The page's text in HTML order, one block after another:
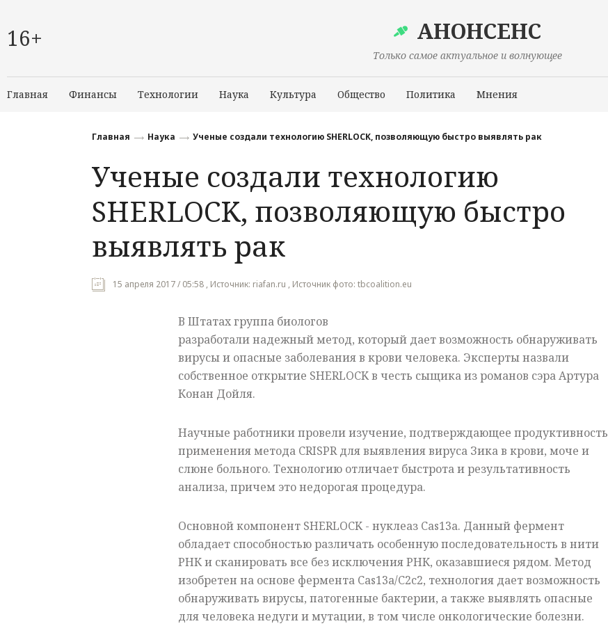
16+ АНОНСЕНС
Только самое актуальное и волнующее
Главная Финансы Технологии Наука Культура Общество Политика Мнения
Происшествия
Главная Наука Ученые создали технологию SHERLOCK, позволяющую быстро выявлять рак
Ученые создали технологию
SHERLOCK, позволяющую быстро
выявлять рак
15 апреля 2017 / 05:58 , Источник: riafan.ru , Источник фото: tbcoalition.eu
В Штатах группа биологов
разработали надежный метод, который дает возможность обнаруживать
вирусы и опасные заболевания в крови человека. Эксперты назвали
собственное открытие SHERLOCK в честь сыщика из романов сэра Артура
Конан Дойля.
Научные работники провели изучение, подтверждающее продуктивность
применения метода CRISPR для выявления вируса Зика в крови, моче и
слюне больного. Технологию отличает быстрота и результативность
анализа, причем это недорогая процедура.
Основной компонент SHERLOCK - нуклеаз Cas13a. Данный фермент
обладает способностью различать особенную последовательность в нити
РНК и сканировать все без исключения РНК, оказавшиеся рядом. Метод
изобретен на основе фермента Cas13a/C2c2, технология дает возможность
обнаруживать вирусы, патогенные бактерии, а также выявлять опасные
для человека недуги и мутации, в том числе онкологические болезни.